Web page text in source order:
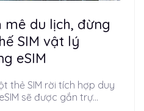
du lịch, đừng
SIM vật lý
eSIM
thẻ SIM rời tích hợp duy
sẽ được gắn trự...